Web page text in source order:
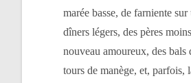
marée basse, de farniente
dîners légers, des pères
nouveau amoureux, des
tours de manège, et, parfois,